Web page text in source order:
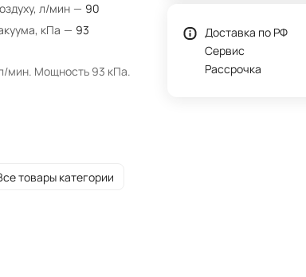
л/мин — 90
кПа — 93
мин. Мощность 93 кПа.
товары категории
Доставка по РФ
Сервис
Рассрочка